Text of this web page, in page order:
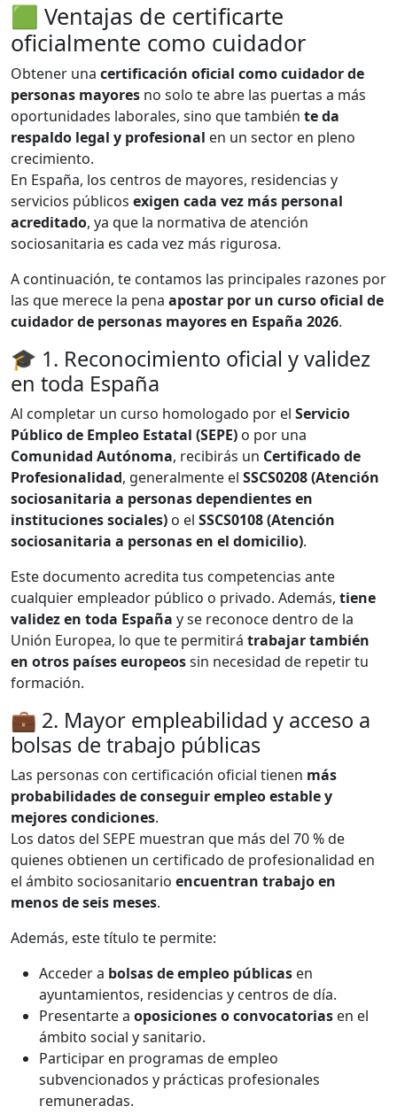
🟩 Ventajas de certificarte
oficialmente como cuidador
Obtener una certificación oficial como cuidador de
personas mayores no solo te abre las puertas a más
oportunidades laborales, sino que también te da
respaldo legal y profesional en un sector en pleno
crecimiento.
En España, los centros de mayores, residencias y
servicios públicos exigen cada vez más personal
acreditado, ya que la normativa de atención
sociosanitaria es cada vez más rigurosa.
A continuación, te contamos las principales razones por
las que merece la pena apostar por un curso oficial de
cuidador de personas mayores en España 2026.
🎓 1. Reconocimiento oficial y validez
en toda España
Al completar un curso homologado por el Servicio
Público de Empleo Estatal (SEPE) o por una
Comunidad Autónoma, recibirás un Certificado de
Profesionalidad, generalmente el SSCS0208 (Atención
sociosanitaria a personas dependientes en
instituciones sociales) o el SSCS0108 (Atención
sociosanitaria a personas en el domicilio).
Este documento acredita tus competencias ante
cualquier empleador público o privado. Además, tiene
validez en toda España y se reconoce dentro de la
Unión Europea, lo que te permitirá trabajar también
en otros países europeossin necesidad de repetir tu
formación.
💼 2. Mayor empleabilidad y acceso a
bolsas de trabajo públicas
Las personas con certificación oficial tienen más
probabilidades de conseguir empleo estable y
mejores condiciones.
Los datos del SEPE muestran que más del 70 % de
quienes obtienen un certificado de profesionalidad en
el ámbito sociosanitario encuentran trabajo en
menos de seis meses.
Además, este título te permite:
Acceder a bolsas de empleo públicas en
ayuntamientos, residencias y centros de día.
Presentarte a oposiciones o convocatorias en el
ámbito social y sanitario.
Participar en programas de empleo
subvencionados y prácticas profesionales
remuneradas.